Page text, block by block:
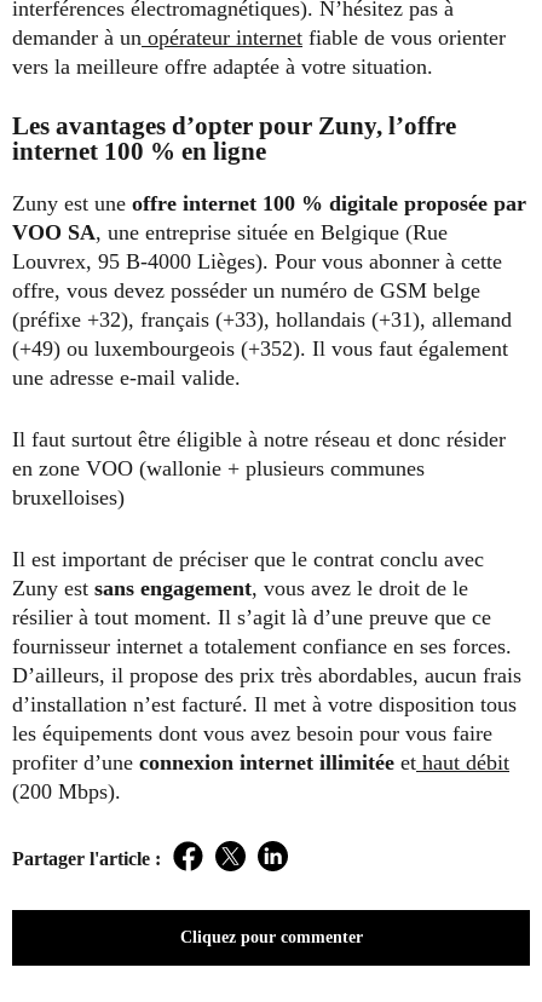
interférences électromagnétiques). N’hésitez pas à
demander à un opérateur internet fiable de vous orienter
vers la meilleure offre adaptée à votre situation.
Les avantages d’opter pour Zuny, l’offre
internet 100 % en ligne
Zuny est une offre internet 100 % digitale proposée par
VOO SA, une entreprise située en Belgique (Rue
Louvrex, 95 B-4000 Lièges). Pour vous abonner à cette
offre, vous devez posséder un numéro de GSM belge
(préfixe +32), français (+33), hollandais (+31), allemand
(+49) ou luxembourgeois (+352). Il vous faut également
une adresse e-mail valide.
Il faut surtout être éligible à notre réseau et donc résider
en zone VOO (wallonie + plusieurs communes
bruxelloises)
Il est important de préciser que le contrat conclu avec
Zuny est sans engagement, vous avez le droit de le
résilier à tout moment. Il s’agit là d’une preuve que ce
fournisseur internet a totalement confiance en ses forces.
D’ailleurs, il propose des prix très abordables, aucun frais
d’installation n’est facturé. Il met à votre disposition tous
les équipements dont vous avez besoin pour vous faire
profiter d’une connexion internet illimitée et haut débit
(200 Mbps).
Partager l'article : Facebook
TwitterLinkedIn
Cliquez pour commenter